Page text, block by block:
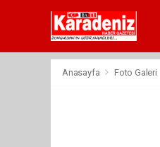
Anasayfa Foto Galeri